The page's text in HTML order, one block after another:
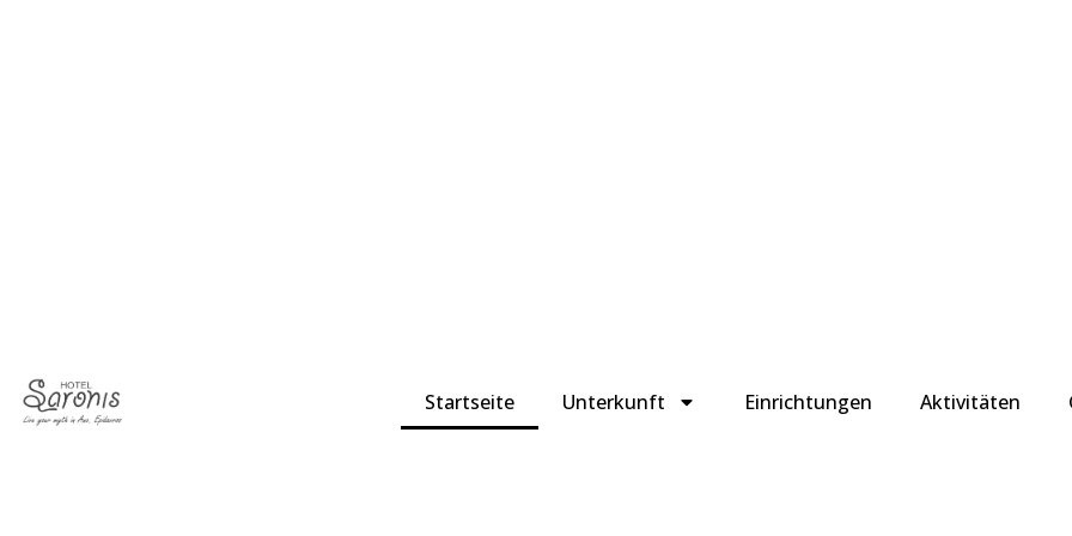
Startseite Unterkunft Einrichtungen Aktivitäten